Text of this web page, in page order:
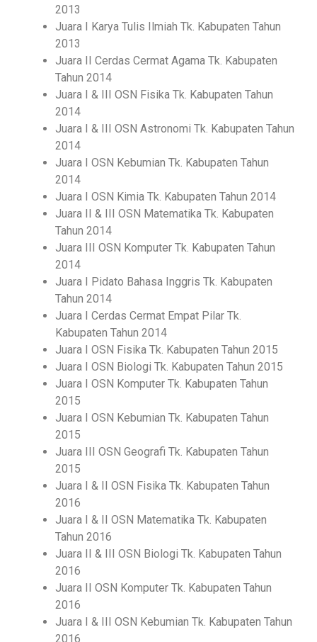
2013
Juara I Karya Tulis Ilmiah Tk. Kabupaten Tahun
2013
Juara II Cerdas Cermat Agama Tk. Kabupaten
Tahun 2014
Juara I & III OSN Fisika Tk. Kabupaten Tahun
2014
Juara I & III OSN Astronomi Tk. Kabupaten Tahun
2014
Juara I OSN Kebumian Tk. Kabupaten Tahun
2014
Juara I OSN Kimia Tk. Kabupaten Tahun 2014
Juara II & III OSN Matematika Tk. Kabupaten
Tahun 2014
Juara III OSN Komputer Tk. Kabupaten Tahun
2014
Juara I Pidato Bahasa Inggris Tk. Kabupaten
Tahun 2014
Juara I Cerdas Cermat Empat Pilar Tk.
Kabupaten Tahun 2014
Juara I OSN Fisika Tk. Kabupaten Tahun 2015
Juara I OSN Biologi Tk. Kabupaten Tahun 2015
Juara I OSN Komputer Tk. Kabupaten Tahun
2015
Juara I OSN Kebumian Tk. Kabupaten Tahun
2015
Juara III OSN Geografi Tk. Kabupaten Tahun
2015
Juara I & II OSN Fisika Tk. Kabupaten Tahun
2016
Juara I & II OSN Matematika Tk. Kabupaten
Tahun 2016
Juara II & III OSN Biologi Tk. Kabupaten Tahun
2016
Juara II OSN Komputer Tk. Kabupaten Tahun
2016
Juara I & III OSN Kebumian Tk. Kabupaten Tahun
2016